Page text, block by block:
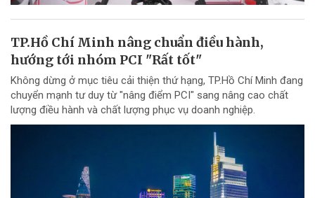
TP.Hồ Chí Minh nâng chuẩn điều hành,
hướng tới nhóm PCI "Rất tốt"
Không dừng ở mục tiêu cải thiện thứ hạng, TP.Hồ Chí Minh đang
chuyển mạnh tư duy từ "nâng điểm PCI" sang nâng cao chất
lượng điều hành và chất lượng phục vụ doanh nghiệp.